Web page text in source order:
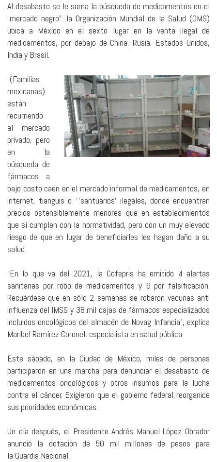
Al desabasto se le suma la búsqueda de medicamentos en el
“mercado negro”: la Organización Mundial de la Salud (OMS)
ubica a México en el sexto lugar en la venta ilegal de
medicamentos, por debajo de China, Rusia, Estados Unidos,
India y Brasil.
“(Familias
mexicanas)
están
recurriendo
al mercado
privado, pero
en la
búsqueda de
fármacos a
bajo costo caen en el mercado informal de medicamentos, en
internet, tianguis o ´’santuarios’ ilegales, donde encuentran
precios ostensiblemente menores que en establecimientos
que sí cumplen con la normatividad, pero con un muy elevado
riesgo de que en lugar de beneficiarles les hagan daño a su
salud.
“En lo que va del 2021, la Cofepris ha emitido 4 alertas
sanitarias por robo de medicamentos y 6 por falsificación.
Recuérdese que en sólo 2 semanas se robaron vacunas anti
influenza del IMSS y 38 mil cajas de fármacos especializados
incluidos oncológicos del almacén de Novag Infancia”, explica
Maribel Ramírez Coronel, especialista en salud pública.
Este sábado, en la Ciudad de México, miles de personas
participaron en una marcha para denunciar el desabasto de
medicamentos oncológicos y otros insumos para la lucha
contra el cáncer. Exigieron que el gobierno federal reorganice
sus prioridades económicas.
Un día después, el Presidente Andrés Manuel López Obrador
anunció la dotación de 50 mil millones de pesos para
la Guardia Nacional.